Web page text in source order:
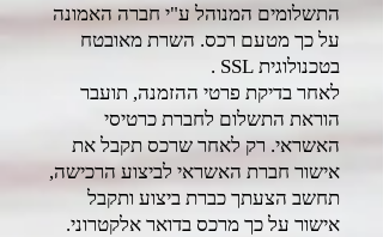
התשלומים המנוהל ע"י חברה האמונה
על כך מטעם רכס. השרת מאובטח
בטכנולוגית SSL .
לאחר בדיקת פרטי ההזמנה, תועבר
הוראת התשלום לחברת כרטיסי
האשראי. רק לאחר שרכס תקבל את
אישור חברת האשראי לביצוע הרכישה,
תחשב הצעתך כברת ביצוע ותקבל
אישור על כך מרכס בדואר אלקטרוני.